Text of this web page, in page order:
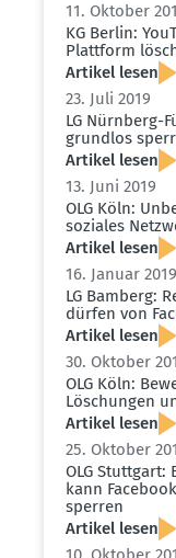
11. Oktober
KG Berlin:
Plattform
Artikel lesen
23. Juli 2019
LG Nürnberg-
grundlos
Artikel lesen
13. Juni 2019
OLG Köln:
soziales
Artikel lesen
16. Januar 2019
LG Bamberg:
dürfen von
Artikel lesen
30. Oktober
OLG Köln:
Löschungen
Artikel lesen
25. Oktober
OLG
kann
sperren
Artikel lesen